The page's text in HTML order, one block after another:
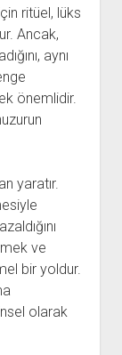
ritüel, lüks
Ancak,
aynı
önemlidir.
yaratır.
ve
bir yoldur.
olarak